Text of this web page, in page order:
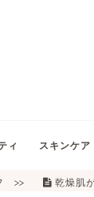
ィ スキンケア
乾燥肌